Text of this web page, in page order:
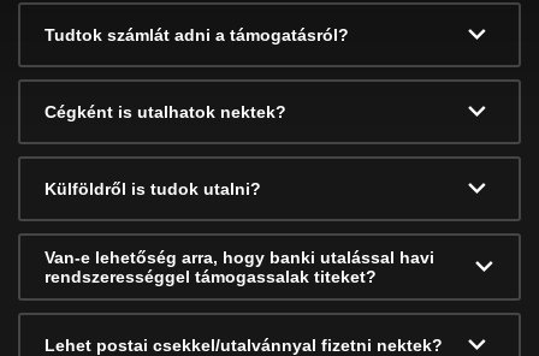
Tudtok számlát adni a támogatásról?
Cégként is utalhatok nektek?
Külföldről is tudok utalni?
Van-e lehetőség arra, hogy banki utalással havi
rendszerességgel támogassalak titeket?
Lehet postai csekkel/utalvánnyal fizetni nektek?